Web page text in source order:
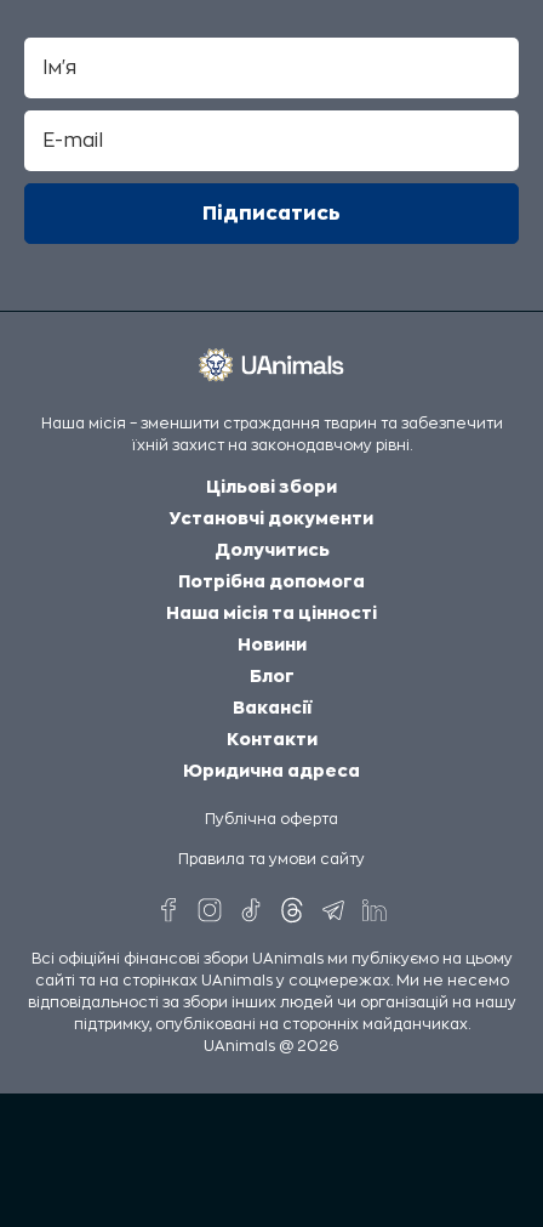
Наша місія – зменшити страждання тварин та забезпечити
їхній захист на законодавчому рівні.
Цільові збори
Установчі документи
Долучитись
Потрібна допомога
Наша місія та цінності
Новини
Блог
Вакансії
Контакти
Юридична адреса
Публічна оферта
Правила та умови сайту
Всі офіційні фінансові збори UAnimals ми публікуємо на цьому
сайті та на сторінках UAnimals у соцмережах. Ми не несемо
відповідальності за збори інших людей чи організацій на нашу
підтримку, опубліковані на сторонніх майданчиках.
UAnimals @ 2026